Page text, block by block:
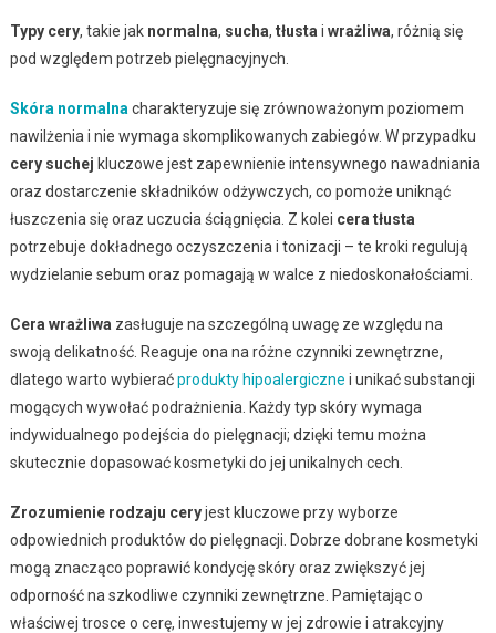
Typy cery, takie jak normalna, sucha, tłusta i wrażliwa, różnią się
pod względem potrzeb pielęgnacyjnych.
Skóra normalna charakteryzuje się zrównoważonym poziomem
nawilżenia i nie wymaga skomplikowanych zabiegów. W przypadku
cery suchej kluczowe jest zapewnienie intensywnego nawadniania
oraz dostarczenie składników odżywczych, co pomoże uniknąć
łuszczenia się oraz uczucia ściągnięcia. Z kolei cera tłusta
potrzebuje dokładnego oczyszczenia i tonizacji – te kroki regulują
wydzielanie sebum oraz pomagają w walce z niedoskonałościami.
Cera wrażliwa zasługuje na szczególną uwagę ze względu na
swoją delikatność. Reaguje ona na różne czynniki zewnętrzne,
dlatego warto wybieraćprodukty hipoalergiczne i unikać substancji
mogących wywołać podrażnienia. Każdy typ skóry wymaga
indywidualnego podejścia do pielęgnacji; dzięki temu można
skutecznie dopasować kosmetyki do jej unikalnych cech.
Zrozumienie rodzaju ceryjest kluczowe przy wyborze
odpowiednich produktów do pielęgnacji. Dobrze dobrane kosmetyki
mogą znacząco poprawić kondycję skóry oraz zwiększyć jej
odporność na szkodliwe czynniki zewnętrzne. Pamiętając o
właściwej trosce o cerę, inwestujemy w jej zdrowie i atrakcyjny